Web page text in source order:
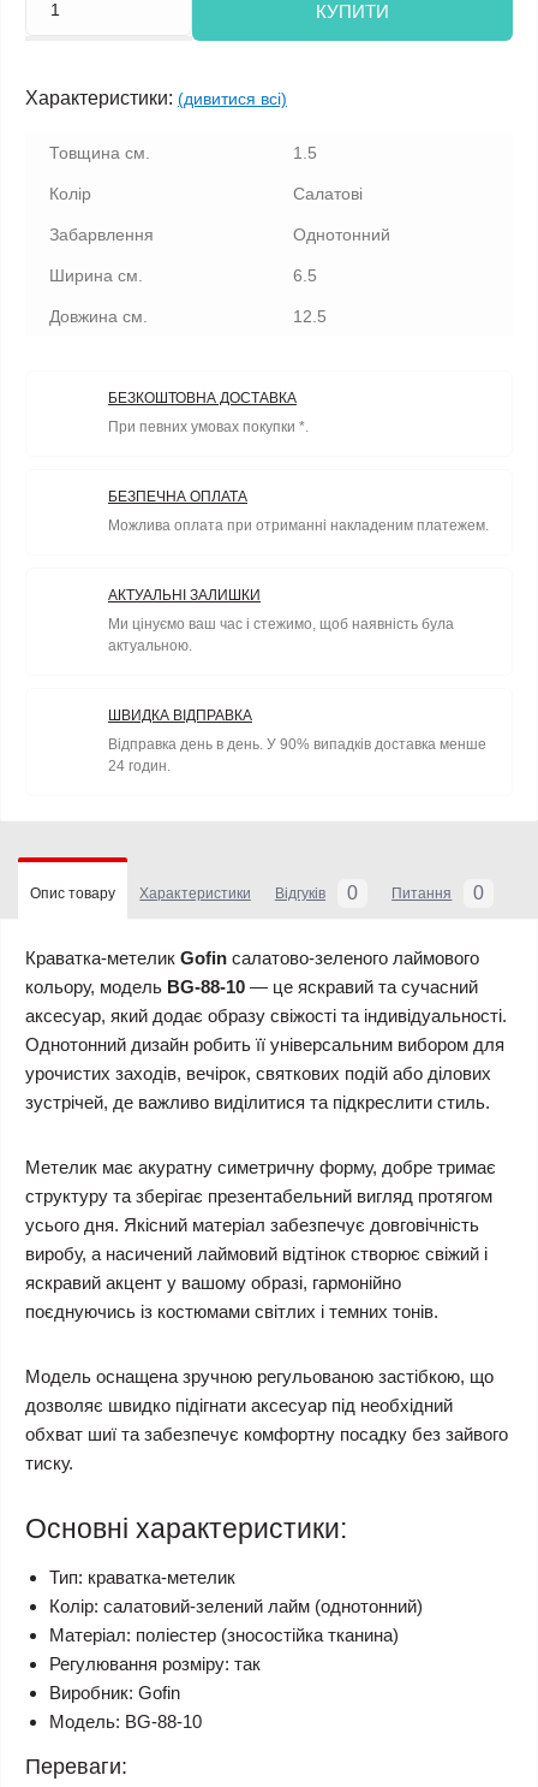
КУПИТИ
Характеристики: (дивитися всі)
Товщина см. 1.5
Колір Салатові
Забарвлення Однотонний
Ширина см. 6.5
Довжина см. 12.5
БЕЗКОШТОВНА ДОСТАВКА
При певних умовах покупки *.
БЕЗПЕЧНА ОПЛАТА
Можлива оплата при отриманні накладеним платежем.
АКТУАЛЬНІ ЗАЛИШКИ
Ми цінуємо ваш час і стежимо, щоб наявність була
актуальною.
ШВИДКА ВІДПРАВКА
Відправка день в день. У 90% випадків доставка менше
24 годин.
Опис товару Характеристики Відгуків 0 Питання 0
Краватка-метелик Gofin салатово-зеленого лаймового
кольору, модель BG-88-10 — це яскравий та сучасний
аксесуар, який додає образу свіжості та індивідуальності.
Однотонний дизайн робить її універсальним вибором для
урочистих заходів, вечірок, святкових подій або ділових
зустрічей, де важливо виділитися та підкреслити стиль.
Метелик має акуратну симетричну форму, добре тримає
структуру та зберігає презентабельний вигляд протягом
усього дня. Якісний матеріал забезпечує довговічність
виробу, а насичений лаймовий відтінок створює свіжий і
яскравий акцент у вашому образі, гармонійно
поєднуючись із костюмами світлих і темних тонів.
Модель оснащена зручною регульованою застібкою, що
дозволяє швидко підігнати аксесуар під необхідний
обхват шиї та забезпечує комфортну посадку без зайвого
тиску.
Основні характеристики:
Тип: краватка-метелик
Колір: салатовий-зелений лайм (однотонний)
Матеріал: поліестер (зносостійка тканина)
Регулювання розміру: так
Виробник: Gofin
Модель: BG-88-10
Переваги: